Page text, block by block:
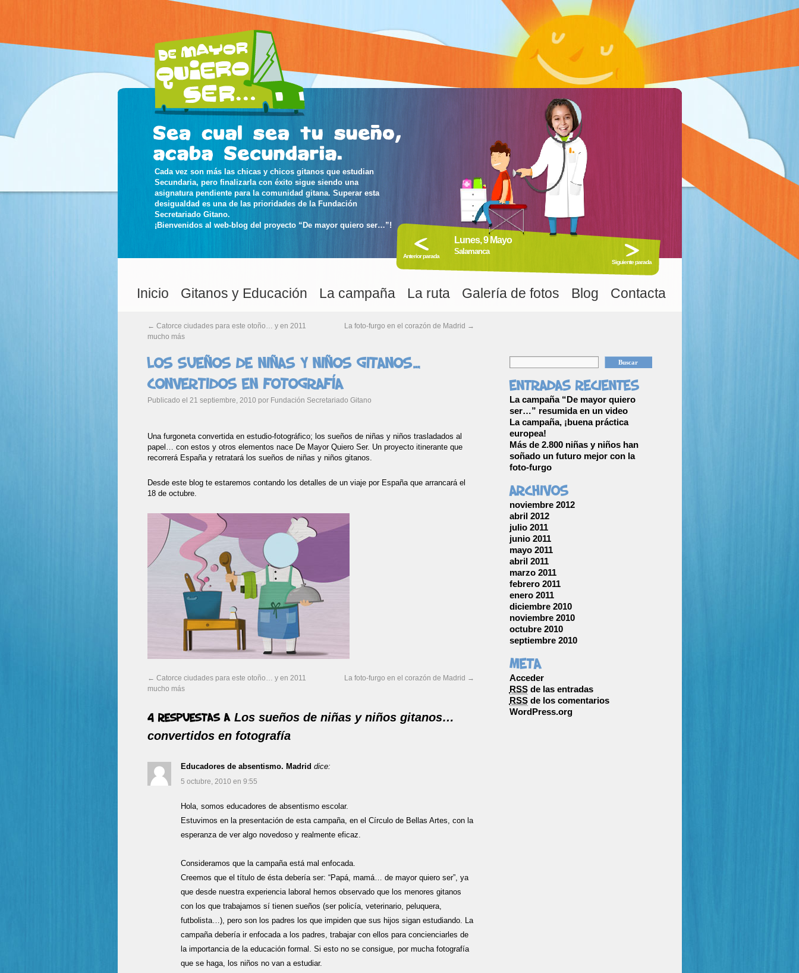
Cada vez son más las chicas y chicos gitanos que estudian
Secundaria, pero finalizarla con éxito sigue siendo una
asignatura pendiente para la comunidad gitana. Superar esta
desigualdad es una de las prioridades de la Fundación
Secretariado Gitano.
¡Bienvenidos al web-blog del proyecto “De mayor quiero ser…”!
Anterior parada
Lunes, 9 Mayo
Salamanca
Siguiente parada
Inicio Gitanos y Educación La campaña La ruta Galería de fotos Blog Contacta
← Catorce ciudades para este otoño… y en 2011
mucho más
La foto-furgo en el corazón de Madrid →
Los sueños de niñas y niños gitanos…
convertidos en fotografía
Publicado el 21 septiembre, 2010 por Fundación Secretariado Gitano
Una furgoneta convertida en estudio-fotográfico; los sueños de niñas y niños trasladados al
papel… con estos y otros elementos nace De Mayor Quiero Ser. Un proyecto itinerante que
recorrerá España y retratará los sueños de niñas y niños gitanos.
Desde este blog te estaremos contando los detalles de un viaje por España que arrancará el
18 de octubre.
← Catorce ciudades para este otoño… y en 2011
mucho más
La foto-furgo en el corazón de Madrid →
4 respuestas a Los sueños de niñas y niños gitanos…
convertidos en fotografía
Educadores de absentismo. Madrid dice:
5 octubre, 2010 en 9:55
Hola, somos educadores de absentismo escolar.
Estuvimos en la presentación de esta campaña, en el Círculo de Bellas Artes, con la
esperanza de ver algo novedoso y realmente eficaz.
Consideramos que la campaña está mal enfocada.
Creemos que el título de ésta debería ser: “Papá, mamá… de mayor quiero ser”, ya
que desde nuestra experiencia laboral hemos observado que los menores gitanos
con los que trabajamos sí tienen sueños (ser policía, veterinario, peluquera,
futbolista…), pero son los padres los que impiden que sus hijos sigan estudiando. La
campaña debería ir enfocada a los padres, trabajar con ellos para concienciarles de
la importancia de la educación formal. Si esto no se consigue, por mucha fotografía
que se haga, los niños no van a estudiar.
Entradas recientes
La campaña “De mayor quiero
ser…” resumida en un video
La campaña, ¡buena práctica
europea!
Más de 2.800 niñas y niños han
soñado un futuro mejor con la
foto-furgo
Archivos
noviembre 2012
abril 2012
julio 2011
junio 2011
mayo 2011
abril 2011
marzo 2011
febrero 2011
enero 2011
diciembre 2010
noviembre 2010
octubre 2010
septiembre 2010
Meta
Acceder
RSSde las entradas
RSSde los comentarios
WordPress.org